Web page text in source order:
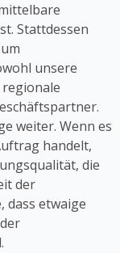
Stattdessen
unsere
weiter. Wenn es
handelt,
die
der
dass etwaige